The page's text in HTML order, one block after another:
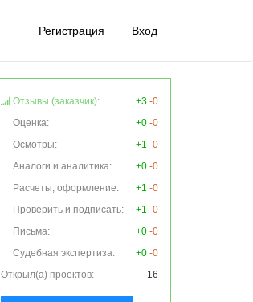
Регистрация Вход
Отзывы (заказчик): +3 -0
Оценка:
+0 -0
Осмотры:
+1 -0
Аналоги и аналитика:
+0 -0
Расчеты, оформление:
+1 -0
Проверить и подписать:
+1 -0
Письма:
+0 -0
Судебная экспертиза:
+0 -0
Открыл(а) проектов:
16